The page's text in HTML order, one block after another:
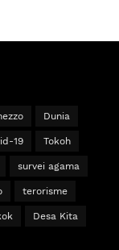
Dunia
19 Tokoh
survei agama
terorisme
Desa Kita